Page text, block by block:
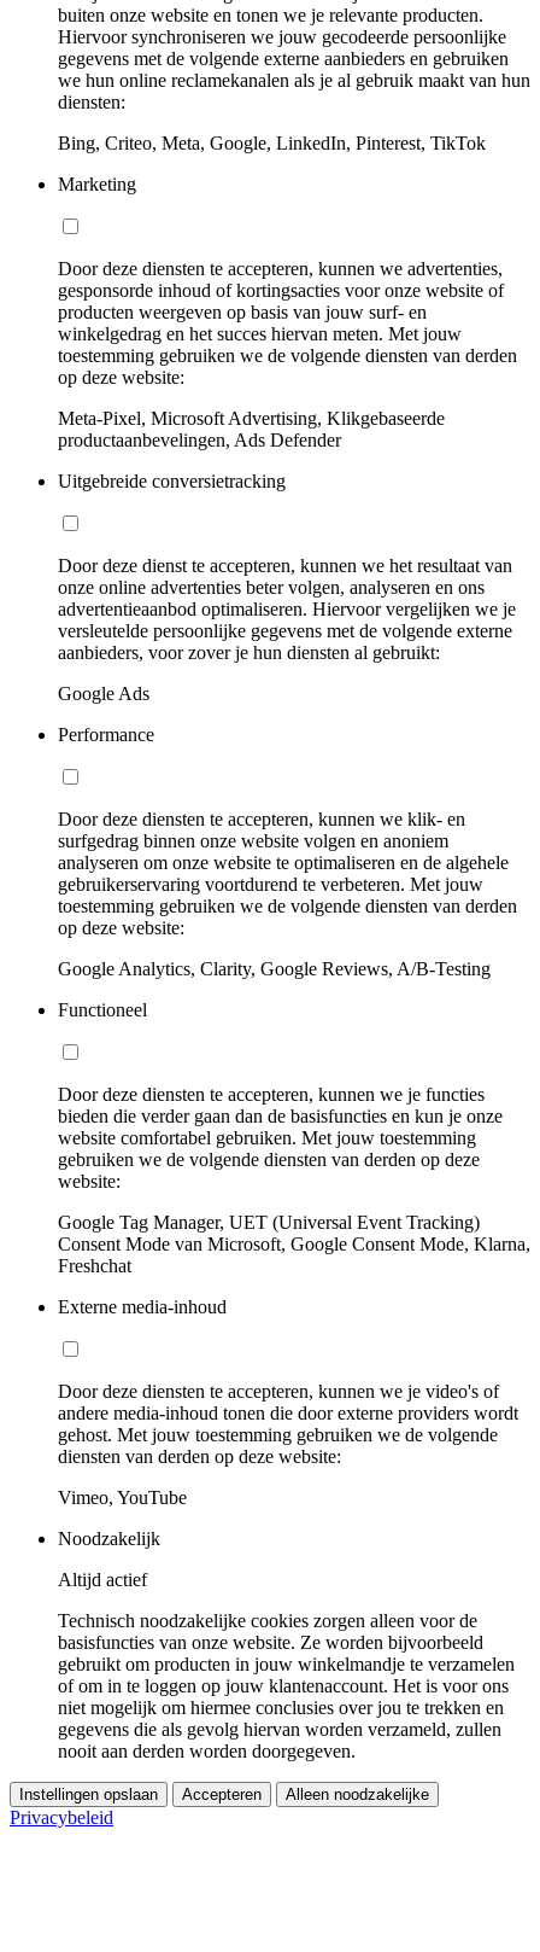
buiten onze website en tonen we je relevante producten.
Hiervoor synchroniseren we jouw gecodeerde persoonlijke
gegevens met de volgende externe aanbieders en gebruiken
we hun online reclamekanalen als je al gebruik maakt van hun
diensten:
Bing, Criteo, Meta, Google, LinkedIn, Pinterest, TikTok
Marketing
Door deze diensten te accepteren, kunnen we advertenties,
gesponsorde inhoud of kortingsacties voor onze website of
producten weergeven op basis van jouw surf- en
winkelgedrag en het succes hiervan meten. Met jouw
toestemming gebruiken we de volgende diensten van derden
op deze website:
Meta-Pixel, Microsoft Advertising, Klikgebaseerde
productaanbevelingen, Ads Defender
Uitgebreide conversietracking
Door deze dienst te accepteren, kunnen we het resultaat van
onze online advertenties beter volgen, analyseren en ons
advertentieaanbod optimaliseren. Hiervoor vergelijken we je
versleutelde persoonlijke gegevens met de volgende externe
aanbieders, voor zover je hun diensten al gebruikt:
Google Ads
Performance
Door deze diensten te accepteren, kunnen we klik- en
surfgedrag binnen onze website volgen en anoniem
analyseren om onze website te optimaliseren en de algehele
gebruikerservaring voortdurend te verbeteren. Met jouw
toestemming gebruiken we de volgende diensten van derden
op deze website:
Google Analytics, Clarity, Google Reviews, A/B-Testing
Functioneel
Door deze diensten te accepteren, kunnen we je functies
bieden die verder gaan dan de basisfuncties en kun je onze
website comfortabel gebruiken. Met jouw toestemming
gebruiken we de volgende diensten van derden op deze
website:
Google Tag Manager, UET (Universal Event Tracking)
Consent Mode van Microsoft, Google Consent Mode, Klarna,
Freshchat
Externe media-inhoud
Door deze diensten te accepteren, kunnen we je video's of
andere media-inhoud tonen die door externe providers wordt
gehost. Met jouw toestemming gebruiken we de volgende
diensten van derden op deze website:
Vimeo, YouTube
Noodzakelijk
Altijd actief
Technisch noodzakelijke cookies zorgen alleen voor de
basisfuncties van onze website. Ze worden bijvoorbeeld
gebruikt om producten in jouw winkelmandje te verzamelen
of om in te loggen op jouw klantenaccount. Het is voor ons
niet mogelijk om hiermee conclusies over jou te trekken en
gegevens die als gevolg hiervan worden verzameld, zullen
nooit aan derden worden doorgegeven.
Instellingen opslaan Accepteren Alleen noodzakelijke
Privacybeleid